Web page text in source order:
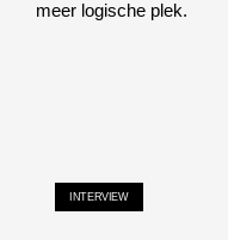
meer logische plek.
INTERVIEW